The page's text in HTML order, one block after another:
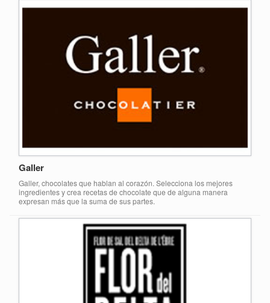
Galler
Galler, chocolates que hablan al corazón. Selecciona los mejores
ingredientes y crea recetas de chocolate que de alguna manera
expresan más que la suma de sus partes.